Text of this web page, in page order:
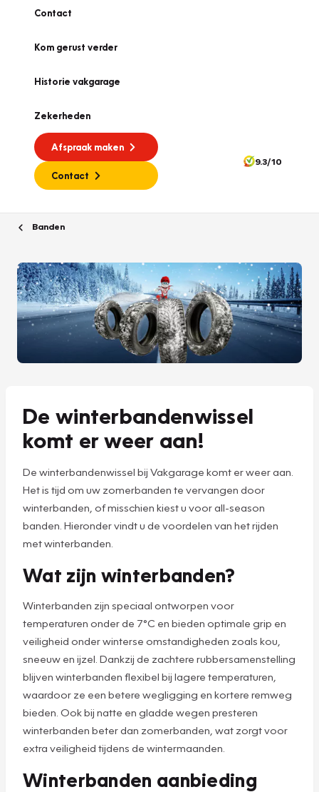
Contact
Kom gerust verder
Historie vakgarage
Zekerheden
Afspraak maken
Contact
9.3/10
Banden
De winterbandenwissel
komt er weer aan!
De winterbandenwissel bij Vakgarage komt er weer aan.
Het is tijd om uw zomerbanden te vervangen door
winterbanden, of misschien kiest u voor all-season
banden. Hieronder vindt u de voordelen van het rijden
met winterbanden.
Wat zijn winterbanden?
Winterbanden zijn speciaal ontworpen voor
temperaturen onder de 7°C en bieden optimale grip en
veiligheid onder winterse omstandigheden zoals kou,
sneeuw en ijzel. Dankzij de zachtere rubbersamenstelling
blijven winterbanden flexibel bij lagere temperaturen,
waardoor ze een betere wegligging en kortere remweg
bieden. Ook bij natte en gladde wegen presteren
winterbanden beter dan zomerbanden, wat zorgt voor
extra veiligheid tijdens de wintermaanden.
Winterbanden aanbieding